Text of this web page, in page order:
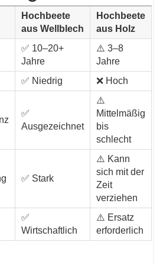
Hochbeete
aus Wellblech
Hochbeete
aus Holz
✅ 10–20+
Jahre
⚠️ 3–8
Jahre
✅ Niedrig ❌ Hoch
✅
Ausgezeichnet
⚠️
Mittelmäßig
bis
schlecht
✅ Stark
⚠️ Kann
sich mit der
Zeit
verziehen
✅
Wirtschaftlich
⚠️ Ersatz
erforderlich